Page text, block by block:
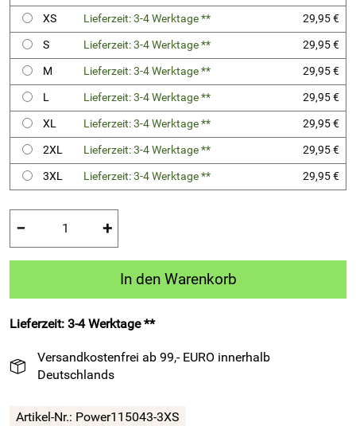
XS
Lieferzeit: 3-4 Werktage **
29,95 €
S
Lieferzeit: 3-4 Werktage **
29,95 €
M
Lieferzeit: 3-4 Werktage **
29,95 €
L
Lieferzeit: 3-4 Werktage **
29,95 €
XL
Lieferzeit: 3-4 Werktage **
29,95 €
2XL
Lieferzeit: 3-4 Werktage **
29,95 €
3XL
Lieferzeit: 3-4 Werktage ** 29,95 €
− +
In den Warenkorb
Lieferzeit: 3-4 Werktage **
Versandkostenfrei ab 99,- EURO innerhalb
Deutschlands
Artikel-Nr.: Power115043-3XS